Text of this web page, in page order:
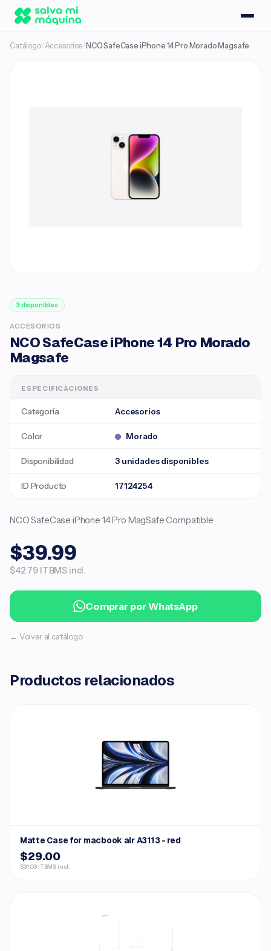
Catálogo/Accesorios/ NCO SafeCase iPhone 14 Pro Morado Magsafe
3 disponibles
ACCESORIOS
NCO SafeCase iPhone 14 Pro Morado
Magsafe
ESPECIFICACIONES
Categoría Accesorios
Color Morado
Disponibilidad 3 unidades disponibles
ID Producto 17124254
NCO SafeCase iPhone 14 Pro MagSafe Compatible
$39.99
$42.79 ITBMS incl.
Comprar por WhatsApp
← Volver al catálogo
Productos relacionados
Matte Case for macbook air A3113 - red
$29.00
$31.03 ITBMS incl.